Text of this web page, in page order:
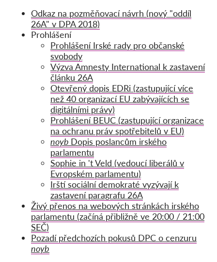
Odkaz na pozměňovací návrh (nový "oddíl
26A" v DPA 2018)
Prohlášení
Prohlášení Irské rady pro občanské
svobody
Výzva Amnesty International k zastavení
článku 26A
Otevřený dopis EDRi (zastupující více
než 40 organizací EU zabývajících se
digitálními právy)
Prohlášení BEUC (zastupující organizace
na ochranu práv spotřebitelů v EU)
noyb Dopis poslancům irského
parlamentu
Sophie in 't Veld (vedoucí liberálů v
Evropském parlamentu)
Irští sociální demokraté vyzývají k
zastavení paragrafu 26A
Živý přenos na webových stránkách irského
parlamentu (začíná přibližně ve 20:00 / 21:00
SEČ)
Pozadí předchozích pokusů DPC o cenzuru
noyb